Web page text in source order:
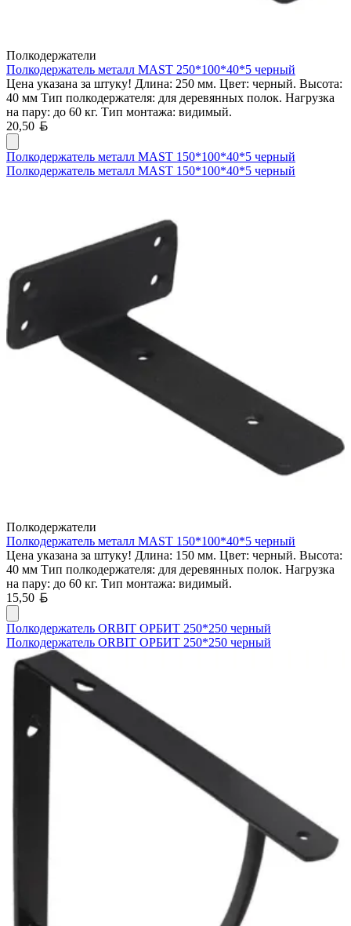
Полкодержатели
Полкодержатель металл MAST 250*100*40*5 черный
Цена указана за штуку! Длина: 250 мм. Цвет: черный. Высота:
40 мм Тип полкодержателя: для деревянных полок. Нагрузка
на пару: до 60 кг. Тип монтажа: видимый.
20,50
Полкодержатель металл MAST 150*100*40*5 черный
Полкодержатель металл MAST 150*100*40*5 черный
Полкодержатели
Полкодержатель металл MAST 150*100*40*5 черный
Цена указана за штуку! Длина: 150 мм. Цвет: черный. Высота:
40 мм Тип полкодержателя: для деревянных полок. Нагрузка
на пару: до 60 кг. Тип монтажа: видимый.
15,50
Полкодержатель ORBIT ОРБИТ 250*250 черный
Полкодержатель ORBIT ОРБИТ 250*250 черный